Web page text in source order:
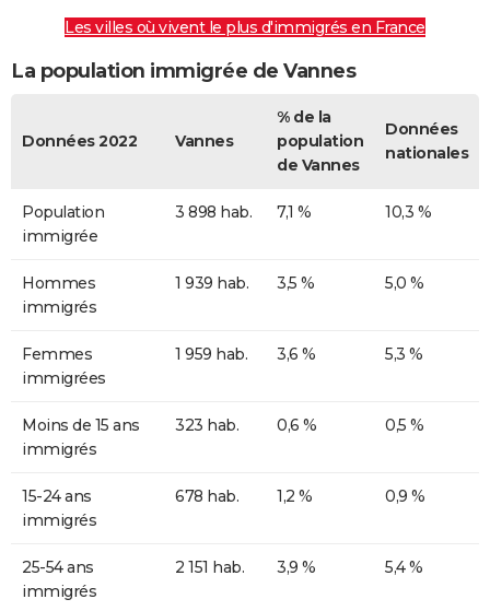
Les villes où vivent le plus d'immigrés en France
La population immigrée de Vannes
Données 2022 Vannes
% de la
population
de Vannes
Données
nationales
Population
immigrée
3 898 hab. 7,1 % 10,3 %
Hommes
immigrés
1 939 hab. 3,5 % 5,0 %
Femmes
immigrées
1 959 hab. 3,6 % 5,3 %
Moins de 15 ans
immigrés
323 hab. 0,6 % 0,5 %
15-24 ans
immigrés
678 hab. 1,2 % 0,9 %
25-54 ans
immigrés
2 151 hab. 3,9 % 5,4 %